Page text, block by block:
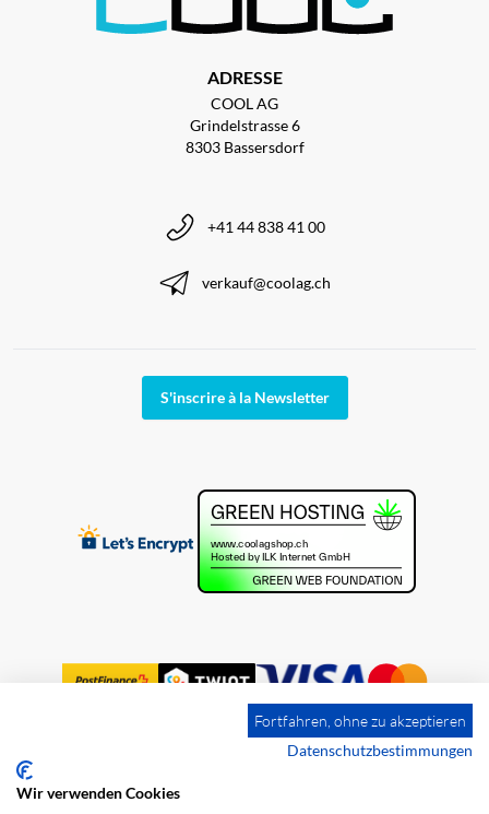
ADRESSE
COOL AG
Grindelstrasse 6
8303 Bassersdorf
+41 44 838 41 00
verkauf@coolag.ch
S'inscrire à la Newsletter
Impression
Fortfahren, ohne zu akzeptieren
Datenschutzbestimmungen
Wir verwenden Cookies